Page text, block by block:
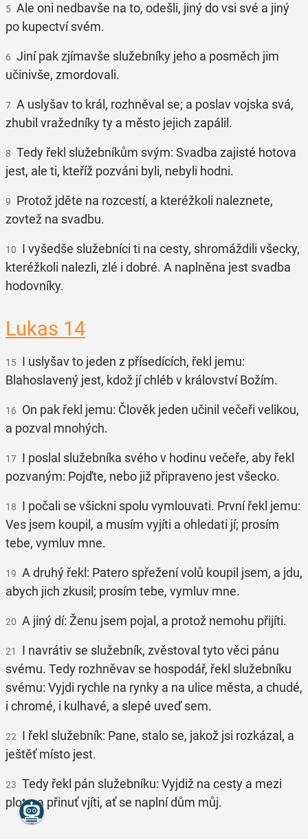
5 Ale oni nedbavše na to, odešli, jiný do vsi své a jiný
po kupectví svém.
6 Jiní pak zjímavše služebníky jeho a posměch jim
učinivše, zmordovali.
7 A uslyšav to král, rozhněval se; a poslav vojska svá,
zhubil vražedníky ty a město jejich zapálil.
8 Tedy řekl služebníkům svým: Svadba zajisté hotova
jest, ale ti, kteříž pozváni byli, nebyli hodni.
9 Protož jděte na rozcestí, a kteréžkoli naleznete,
zovtež na svadbu.
10 I vyšedše služebníci ti na cesty, shromáždili všecky,
kteréžkoli nalezli, zlé i dobré. A naplněna jest svadba
hodovníky.
Lukas 14
15 I uslyšav to jeden z přísedících, řekl jemu:
Blahoslavený jest, kdož jí chléb v království Božím.
16 On pak řekl jemu: Člověk jeden učinil večeři velikou,
a pozval mnohých.
17 I poslal služebníka svého v hodinu večeře, aby řekl
pozvaným: Pojďte, nebo již připraveno jest všecko.
18 I počali se všickni spolu vymlouvati. První řekl jemu:
Ves jsem koupil, a musím vyjíti a ohledati jí; prosím
tebe, vymluv mne.
19 A druhý řekl: Patero spřežení volů koupil jsem, a jdu,
abych jich zkusil; prosím tebe, vymluv mne.
20 A jiný dí: Ženu jsem pojal, a protož nemohu přijíti.
21
I navrátiv se služebník, zvěstoval tyto věci pánu
svému. Tedy rozhněvav se hospodář, řekl služebníku
svému: Vyjdi rychle na rynky a na ulice města, a chudé,
i chromé, i kulhavé, a slepé uveď sem.
22 I řekl služebník: Pane, stalo se, jakož jsi rozkázal, a
ještěť místo jest.
23 Tedy řekl pán služebníku: Vyjdiž na cesty a mezi
ploty, a přinuť vjíti, ať se naplní dům můj.